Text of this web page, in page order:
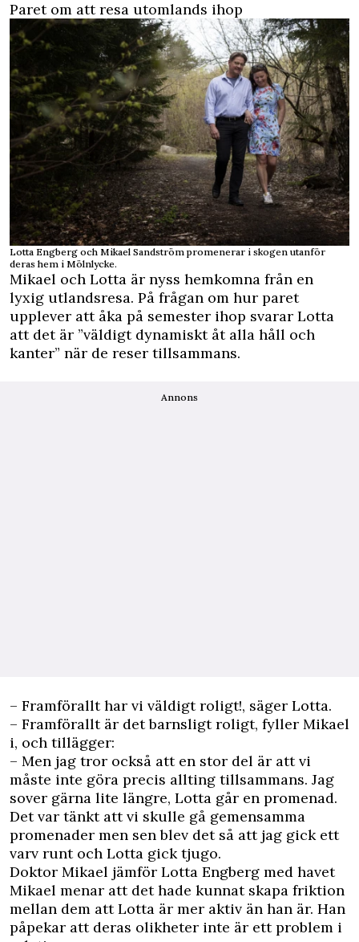
Paret om att resa utomlands ihop
Lotta Engberg och Mikael Sandström promenerar i skogen utanför
deras hem i Mölnlycke.
Mikael och Lotta är nyss hemkomna från en
lyxig utlandsresa. På frågan om hur paret
upplever att åka på semester ihop svarar Lotta
att det är ”väldigt dynamiskt åt alla håll och
kanter” när de reser tillsammans.
Annons
– Framförallt har vi väldigt roligt!, säger Lotta.
– Framförallt är det barnsligt roligt, fyller Mikael
i, och tillägger:
– Men jag tror också att en stor del är att vi
måste inte göra precis allting tillsammans. Jag
sover gärna lite längre, Lotta går en promenad.
Det var tänkt att vi skulle gå gemensamma
promenader men sen blev det så att jag gick ett
varv runt och Lotta gick tjugo.
Doktor Mikael jämför Lotta Engberg med havet
Mikael menar att det hade kunnat skapa friktion
mellan dem att Lotta är mer aktiv än han är. Han
påpekar att deras olikheter inte är ett problem i